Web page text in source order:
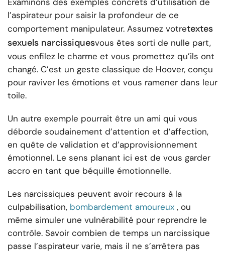
l’aspirateur pour saisir la profondeur de ce
comportement manipulateur. Assumez votretextes
sexuels narcissiquesvous êtes sorti de nulle part,
vous enfilez le charme et vous promettez qu’ils ont
changé. C’est un geste classique de Hoover, conçu
pour raviver les émotions et vous ramener dans leur
toile.
Un autre exemple pourrait être un ami qui vous
déborde soudainement d’attention et d’affection,
en quête de validation et d’approvisionnement
émotionnel. Le sens planant ici est de vous garder
accro en tant que béquille émotionnelle.
Les narcissiques peuvent avoir recours à la
culpabilisation, bombardement amoureux , ou
même simuler une vulnérabilité pour reprendre le
contrôle. Savoir combien de temps un narcissique
passe l’aspirateur varie, mais il ne s’arrêtera pas